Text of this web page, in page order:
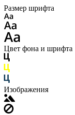
Размер шрифта
Цвет фона и шрифта
Изображения